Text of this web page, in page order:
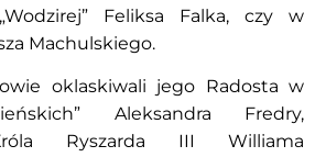
Feliksa Falka, czy w
Machulskiego.
oklaskiwali jego Radosta w
Aleksandra Fredry,
Ryszarda III Williama